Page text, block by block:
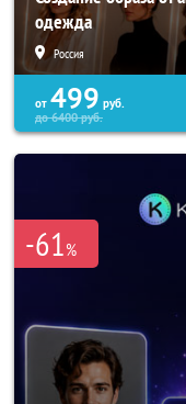
одежда
Россия
от 499 руб.
до6400руб.
-61%